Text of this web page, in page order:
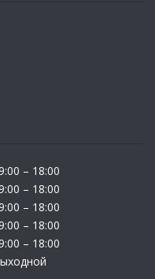
– 18:00
– 18:00
– 18:00
– 18:00
– 18:00